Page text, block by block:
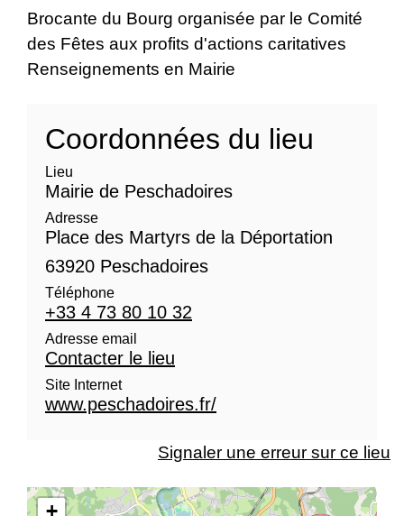
Brocante du Bourg organisée par le Comité
des Fêtes aux profits d'actions caritatives
Renseignements en Mairie
Coordonnées du lieu
Lieu
Mairie de Peschadoires
Adresse
Place des Martyrs de la Déportation
63920 Peschadoires
Téléphone
+33 4 73 80 10 32
Adresse email
Contacter le lieu
Site Internet
www.peschadoires.fr/
Signaler une erreur sur ce lieu
+